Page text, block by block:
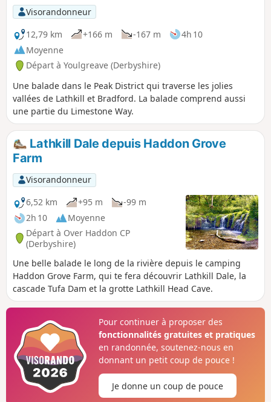
Visorandonneur
12,79 km
+166 m -167 m
4h 10
Moyenne
Départ à Youlgreave (Derbyshire)
Une balade dans le Peak District qui traverse les jolies
vallées de Lathkill et Bradford. La balade comprend aussi
une partie du Limestone Way.
Lathkill Dale depuis Haddon Grove
Farm
Visorandonneur
6,52 km
+95 m
-99 m
2h 10
Moyenne
Départ à Over Haddon CP
(Derbyshire)
Une belle balade le long de la rivière depuis le camping
Haddon Grove Farm, qui te fera découvrir Lathkill Dale, la
cascade Tufa Dam et la grotte Lathkill Head Cave.
Pour continuer à proposer des
fonctionnalités gratuites et pratiques
en randonnée, soutenez-nous en
donnant un petit coup de pouce !
Je donne un coup de pouce